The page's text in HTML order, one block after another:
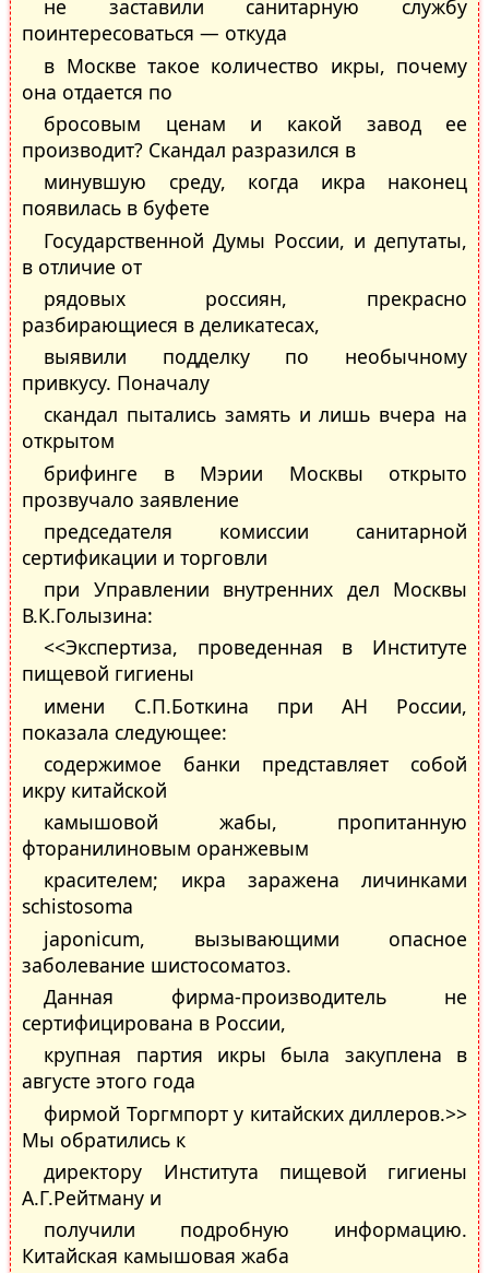
не заставили санитарную службу
поинтересоваться — откуда
в Москве такое количество икры, почему
она отдается по
бросовым ценам и какой завод ее
производит? Скандал разразился в
минувшую среду, когда икра наконец
появилась в буфете
Государственной Думы России, и депутаты,
в отличие от
рядовых россиян, прекрасно
разбирающиеся в деликатесах,
выявили подделку по необычному
привкусу. Поначалу
скандал пытались замять и лишь вчера на
открытом
брифинге в Мэрии Москвы открыто
прозвучало заявление
председателя комиссии санитарной
сертификации и торговли
при Управлении внутренних дел Москвы
В.К.Голызина:
<<Экспертиза, проведенная в Институте
пищевой гигиены
имени С.П.Боткина при АН России,
показала следующее:
содержимое банки представляет собой
икру китайской
камышовой жабы, пропитанную
фторанилиновым оранжевым
красителем; икра заражена личинками
schistosoma
jaрonicum, вызывающими опасное
заболевание шистосоматоз.
Данная фирма-производитель не
сертифицирована в России,
крупная партия икры была закуплена в
августе этого года
фирмой Торгмпорт у китайских диллеров.>>
Мы обратились к
директору Института пищевой гигиены
А.Г.Рейтману и
получили подробную информацию.
Китайская камышовая жаба